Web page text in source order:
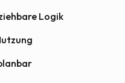
Logik